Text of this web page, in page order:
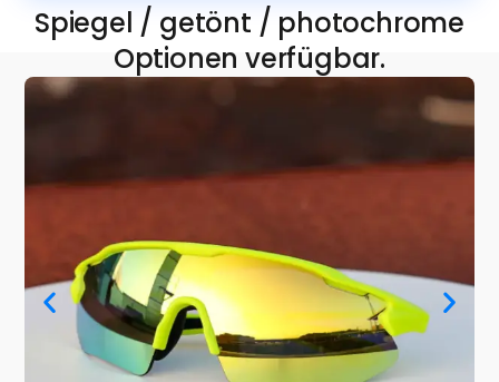
Spiegel / getönt / photochrome
Optionen verfügbar.